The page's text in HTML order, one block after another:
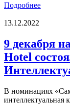
Подробнее
13.12.2022
9 декабря
Hotel
В номинациях
интеллектуальная к